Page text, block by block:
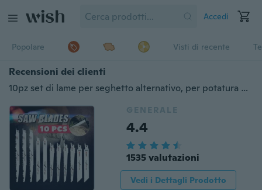
Accedi
Popolare Visti di recente
Recensioni dei clienti
10pz set di lame per seghetto alternativo, per potatura del legno
GENERALE
4.4
1535 valutazioni
Vedi i Dettagli Prodotto